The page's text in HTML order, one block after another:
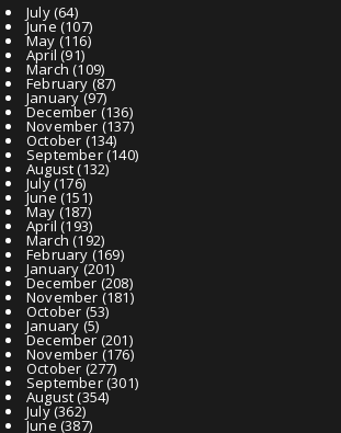
July(64)
June(107)
May (116)
April (91)
March (109)
February (87)
January(97)
December (136)
November (137)
October (134)
September(140)
August(132)
July(176)
June(151)
May (187)
April (193)
March (192)
February (169)
January(201)
December (208)
November (181)
October (53)
January (5)
December(201)
November (176)
October (277)
September(301)
August(354)
July(362)
June(387)